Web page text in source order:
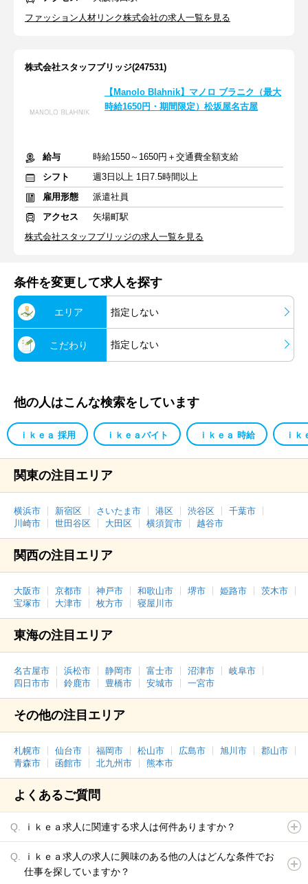
ファッション人材リンク株式会社の求人一覧を見る
株式会社スタッフブリッジ(247531)
【Manolo Blahnik】マノロ ブラニク（最大
時給1650円・期間限定）松坂屋名古屋
給与
時給1550～1650円＋交通費全額支給
シフト
週3日以上 1日7.5時間以上
雇用形態
派遣社員
アクセス
矢場町駅
株式会社スタッフブリッジの求人一覧を見る
条件を変更して求人を探す
エリア 指定しない
こだわり 指定しない
他の人はこんな検索をしています
ｉｋｅａ 採用 ｉｋｅａバイト ｉｋｅａ 時給 ｉ
関東の注目エリア
横浜市 新宿区 さいたま市 港区 渋谷区
千葉市
川崎市
世田谷区 大田区 横須賀市 越谷市
関西の注目エリア
大阪市 京都市 神戸市 和歌山市 堺市 姫路市
茨木市
宝塚市
大津市 枚方市 寝屋川市
東海の注目エリア
名古屋市 浜松市 静岡市 富士市 沼津市
岐阜市
四日市市
鈴鹿市 豊橋市 安城市 一宮市
その他の注目エリア
札幌市 仙台市 福岡市 松山市 広島市 旭川市
郡山市
青森市
函館市 北九州市 熊本市
よくあるご質問
ｉｋｅａ求人に関連する求人は何件ありますか？
ｉｋｅａ求人の求人に興味のある他の人はどんな条件でお
仕事を探していますか？